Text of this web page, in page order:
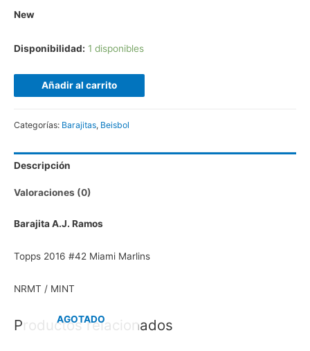
New
Disponibilidad: 1 disponibles
Añadir al carrito
Categorías: Barajitas, Beisbol
Descripción
Valoraciones (0)
Barajita A.J. Ramos
Topps 2016 #42 Miami Marlins
NRMT / MINT
Productos relacionados
AGOTADO